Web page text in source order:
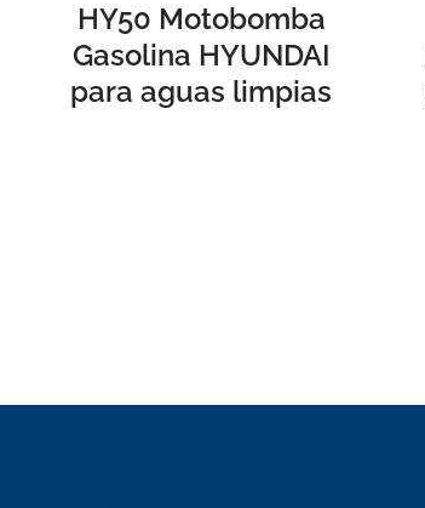
HY50 Motobomba
Gasolina HYUNDAI
para aguas limpias